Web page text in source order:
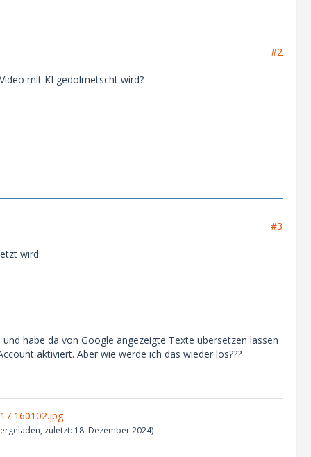
#2
mit KI gedolmetscht wird?
#3
wird:
habe da von Google angezeigte Texte übersetzen lassen
aktiviert. Aber wie werde ich das wieder los???
160102.jpg
zuletzt: 18. Dezember 2024)